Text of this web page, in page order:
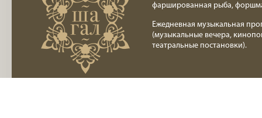
фаршированная рыба,
Ежедневная музыкальная
(музыкальные вечера,
театральные постановки).